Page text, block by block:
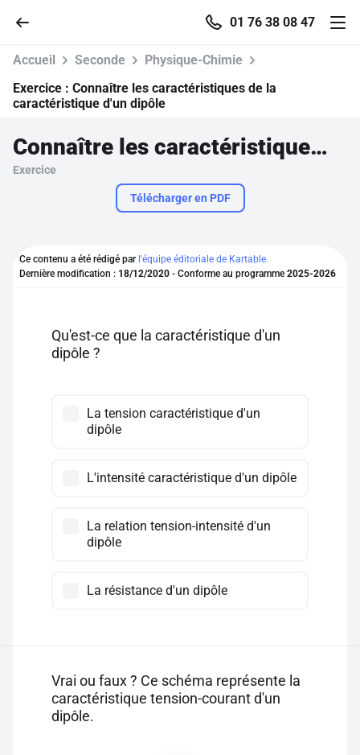
01 76 38 08 47
Parcourir
Se connecter
Pour profiter de 10 contenus offerts.
Accueil Seconde
Physique-Chimie
Exercice : Connaître les caractéristiques de la
caractéristique d'un dipôle
Connaître les caractéristiques de la caractéristique d'un dipôle
Exercice
Télécharger en PDF
Ce contenu a été rédigé par l'équipe éditoriale de Kartable.
Dernière modification : 18/12/2020 - Conforme au programme 2025-2026
Qu'est-ce que la caractéristique d'un
dipôle ?
La tension caractéristique d'un
dipôle
L'intensité caractéristique d'un dipôle
La relation tension-intensité d'un
dipôle
La résistance d'un dipôle
Vrai ou faux ? Ce schéma représente la
caractéristique tension-courant d'un
dipôle.